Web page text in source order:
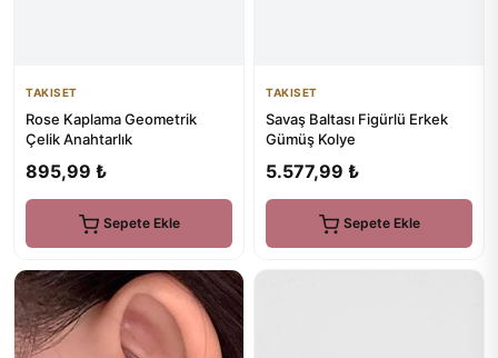
TAKISET
Rose Kaplama Geometrik
Çelik Anahtarlık
895,99 ₺
Sepete Ekle
TAKISET
Savaş Baltası Figürlü Erkek
Gümüş Kolye
5.577,99 ₺
Sepete Ekle